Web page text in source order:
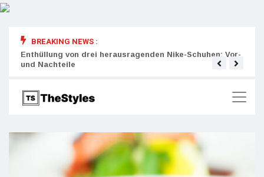
BREAKING NEWS :
Enthüllung von drei herausragenden Nike-Schuhen: Vor-
und Nachteile